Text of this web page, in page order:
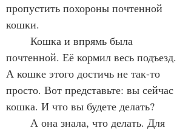
пропустить похороны почтенной
кошки.
почтенной. Её кормил весь подъезд.
А кошке этого достичь не так-то
просто. Вот представьте: вы сейчас
кошка. И что вы будете делать?